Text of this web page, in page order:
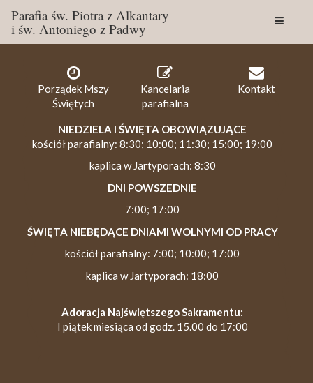
Parafia św. Piotra z Alkantary
i św. Antoniego z Padwy
Porządek Mszy
Świętych
Kancelaria
parafialna
Kontakt
NIEDZIELA I ŚWIĘTA OBOWIĄZUJĄCE
kościół parafialny: 8:30; 10:00; 11:30; 15:00; 19:00
kaplica w Jartyporach: 8:30
DNI POWSZEDNIE
7:00; 17:00
ŚWIĘTA NIEBĘDĄCE DNIAMI WOLNYMI OD PRACY
kościół parafialny: 7:00; 10:00; 17:00
kaplica w Jartyporach: 18:00
Adoracja Najświętszego Sakramentu:
I piątek miesiąca od godz. 15.00 do 17:00